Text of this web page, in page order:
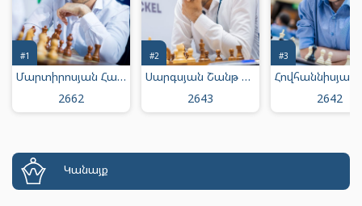
Մարտիրոսյան Հայկ Միքայելի
2662
#1
Սարգսյան Շանթ Մուրադի
2643
#2
2642
#3
Կանայք